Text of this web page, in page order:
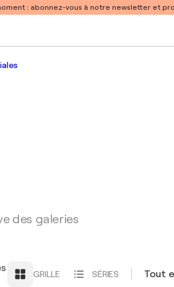
: abonnez-vous à notre newsletter et
des galeries
GRILLE SÉRIES Tout